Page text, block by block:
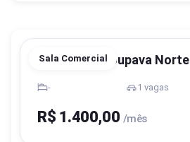
Sala Comercial
Blumenau, Itoupava Norte
- 1 vagas
R$ 1.400,00 /mês